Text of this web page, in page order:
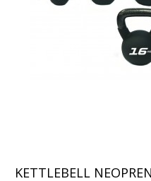
KETTLEBELL NEOPREN